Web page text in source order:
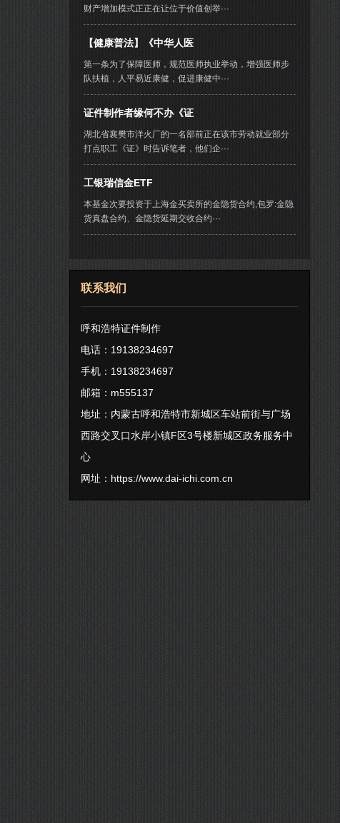
财产增加模式正正在让位于价值创举···
【健康普法】《中华人医
第一条为了保障医师，规范医师执业举动，增强医师步
队扶植，人平易近康健，促进康健中···
证件制作者缘何不办《证
湖北省襄樊市洋火厂的一名部前正在该市劳动就业部分
打点职工《证》时告诉笔者，他们企···
工银瑞信金ETF
本基金次要投资于上海金买卖所的金隐货合约,包罗:金隐
货真盘合约、金隐货延期交收合约···
联系我们
呼和浩特证件制作
电话：19138234697
手机：19138234697
邮箱：m555137
地址：内蒙古呼和浩特市新城区车站前街与广场
西路交叉口水岸小镇F区3号楼新城区政务服务中
心
网址： https://www.dai-ichi.com.cn